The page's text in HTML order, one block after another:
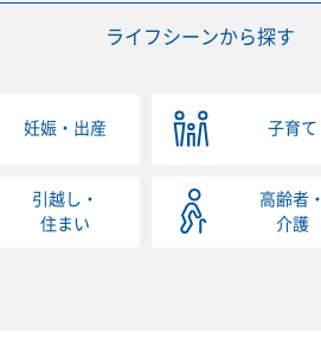
ライフシーンから探す
妊娠・出産 子育て
引越し・
住まい
高齢者・
介護